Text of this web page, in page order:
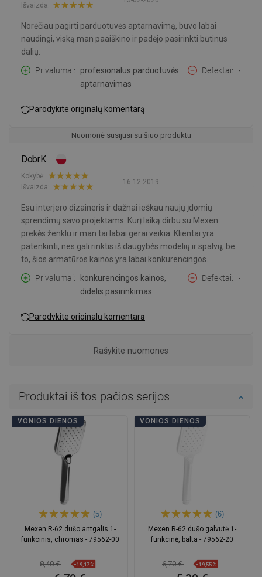
Išvaizda:
Norėčiau pagirti parduotuvės aptarnavimą, buvo labai
naudingi, viską man paaiškino ir padėjo pasirinkti būtinus
dalių.
Privalumai
profesionalus parduotuvės
aptarnavimas
Defektai -
Parodykite originalų komentarą
Nuomonė susijusi su šiuo produktu
DobrK
16-12-2019
Kokybė:
Išvaizda:
Esu interjero dizaineris ir dažnai ieškau naujų įdomių
sprendimų savo projektams. Kurį laiką dirbu su Mexen
prekės ženklu ir man tai labai gerai veikia. Klientai yra
patenkinti, nes gali rinktis iš daugybės modelių ir spalvų, be
to, šios armatūros kainos yra labai konkurencingos.
Privalumai
konkurencingos kainos,
didelis pasirinkimas
Defektai -
Parodykite originalų komentarą
Rašykite nuomones
Produktai iš tos pačios serijos
VONIOS DIENOS
(5)
Mexen R-62 dušo antgalis 1-
funkcinis, chromas - 79562-00
8,40 € −19,17%
VONIOS DIENOS
(6)
Mexen R-62 dušo galvutė 1-
funkcinė, balta - 79562-20
6,70 € −19,55%